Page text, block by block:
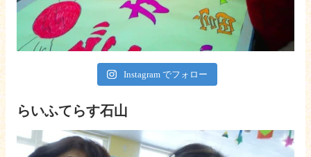
Instagram でフォロー
らいふてらす石山